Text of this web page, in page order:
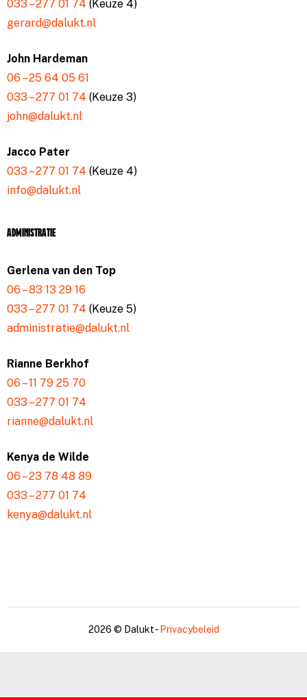
033 – 277 01 74 (Keuze 4)
gerard@dalukt.nl
John Hardeman
06 – 25 64 05 61
033 – 277 01 74 (Keuze 3)
john@dalukt.nl
Jacco Pater
033 – 277 01 74 (Keuze 4)
info@dalukt.nl
Administratie
Gerlena van den Top
06 – 83 13 29 16
033 – 277 01 74 (Keuze 5)
administratie@dalukt.nl
Rianne Berkhof
06 – 11 79 25 70
033 – 277 01 74
rianne@dalukt.nl
Kenya de Wilde
06 – 23 78 48 89
033 – 277 01 74
kenya@dalukt.nl
2026 © Dalukt - Privacybeleid